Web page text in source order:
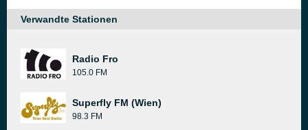
Verwandte Stationen
Radio Fro
105.0 FM
Superfly FM (Wien)
98.3 FM